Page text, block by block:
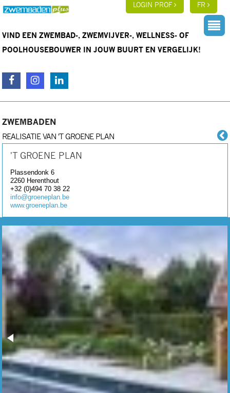
LOGIN PROF FR
VIND EEN ZWEMBAD-, ZWEMVIJVER-, WELLNESS- OF
POOLHOUSEBOUWER IN JOUW BUURT EN VERGELIJK!
ZWEMBADEN
REALISATIE VAN 'T GROENE PLAN
'T GROENE PLAN
Plassendonk 6
2260 Herenthout
+32 (0)494 70 38 22
info@groeneplan.be
www.groeneplan.be